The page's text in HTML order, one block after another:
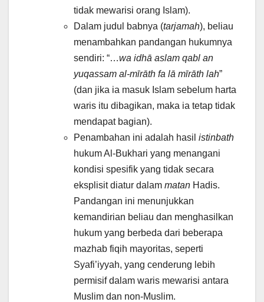
tidak mewarisi orang Islam).
Dalam judul babnya (tarjamah), beliau
menambahkan pandangan hukumnya
sendiri: “…wa idhā aslam qabl an
yuqassam al-mīrāth fa lā mīrāth lah”
(dan jika ia masuk Islam sebelum harta
waris itu dibagikan, maka ia tetap tidak
mendapat bagian).
Penambahan ini adalah hasil istinbath
hukum Al-Bukhari yang menangani
kondisi spesifik yang tidak secara
eksplisit diatur dalam matan Hadis.
Pandangan ini menunjukkan
kemandirian beliau dan menghasilkan
hukum yang berbeda dari beberapa
mazhab fiqih mayoritas, seperti
Syafi’iyyah, yang cenderung lebih
permisif dalam waris mewarisi antara
Muslim dan non-Muslim.